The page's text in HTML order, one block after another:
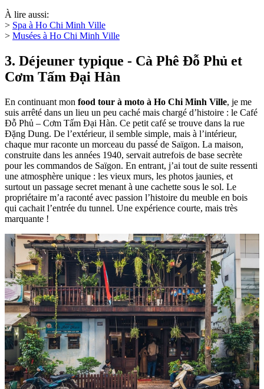
À lire aussi:
> Spa à Ho Chi Minh Ville
> Musées à Ho Chi Minh Ville
3. Déjeuner typique - Cà Phê Đỗ Phủ et
Cơm Tấm Đại Hàn
En continuant mon food tour à moto à Ho Chi Minh Ville, je me
suis arrêté dans un lieu un peu caché mais chargé d’histoire : le Café
Đỗ Phủ – Cơm Tấm Đại Hàn. Ce petit café se trouve dans la rue
Đặng Dung. De l’extérieur, il semble simple, mais à l’intérieur,
chaque mur raconte un morceau du passé de Saïgon. La maison,
construite dans les années 1940, servait autrefois de base secrète
pour les commandos de Saïgon. En entrant, j’ai tout de suite ressenti
une atmosphère unique : les vieux murs, les photos jaunies, et
surtout un passage secret menant à une cachette sous le sol. Le
propriétaire m’a raconté avec passion l’histoire du meuble en bois
qui cachait l’entrée du tunnel. Une expérience courte, mais très
marquante !